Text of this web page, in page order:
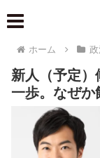
ホーム
新人（予定）
一歩。なぜ